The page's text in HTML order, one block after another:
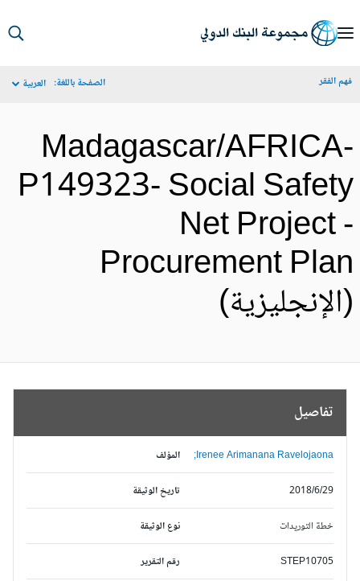
الفقر الصفحة باللغة: العربية
Madagascar/
P149323- Social
Net Project
Procurement
تفاصيل
المؤلف Irenee Arimanana Ravelojaona;
تاريخ الوثيقة 2018/6/29
نوع الوثيقة خطة التوريدات
رقم التقرير STEP10705